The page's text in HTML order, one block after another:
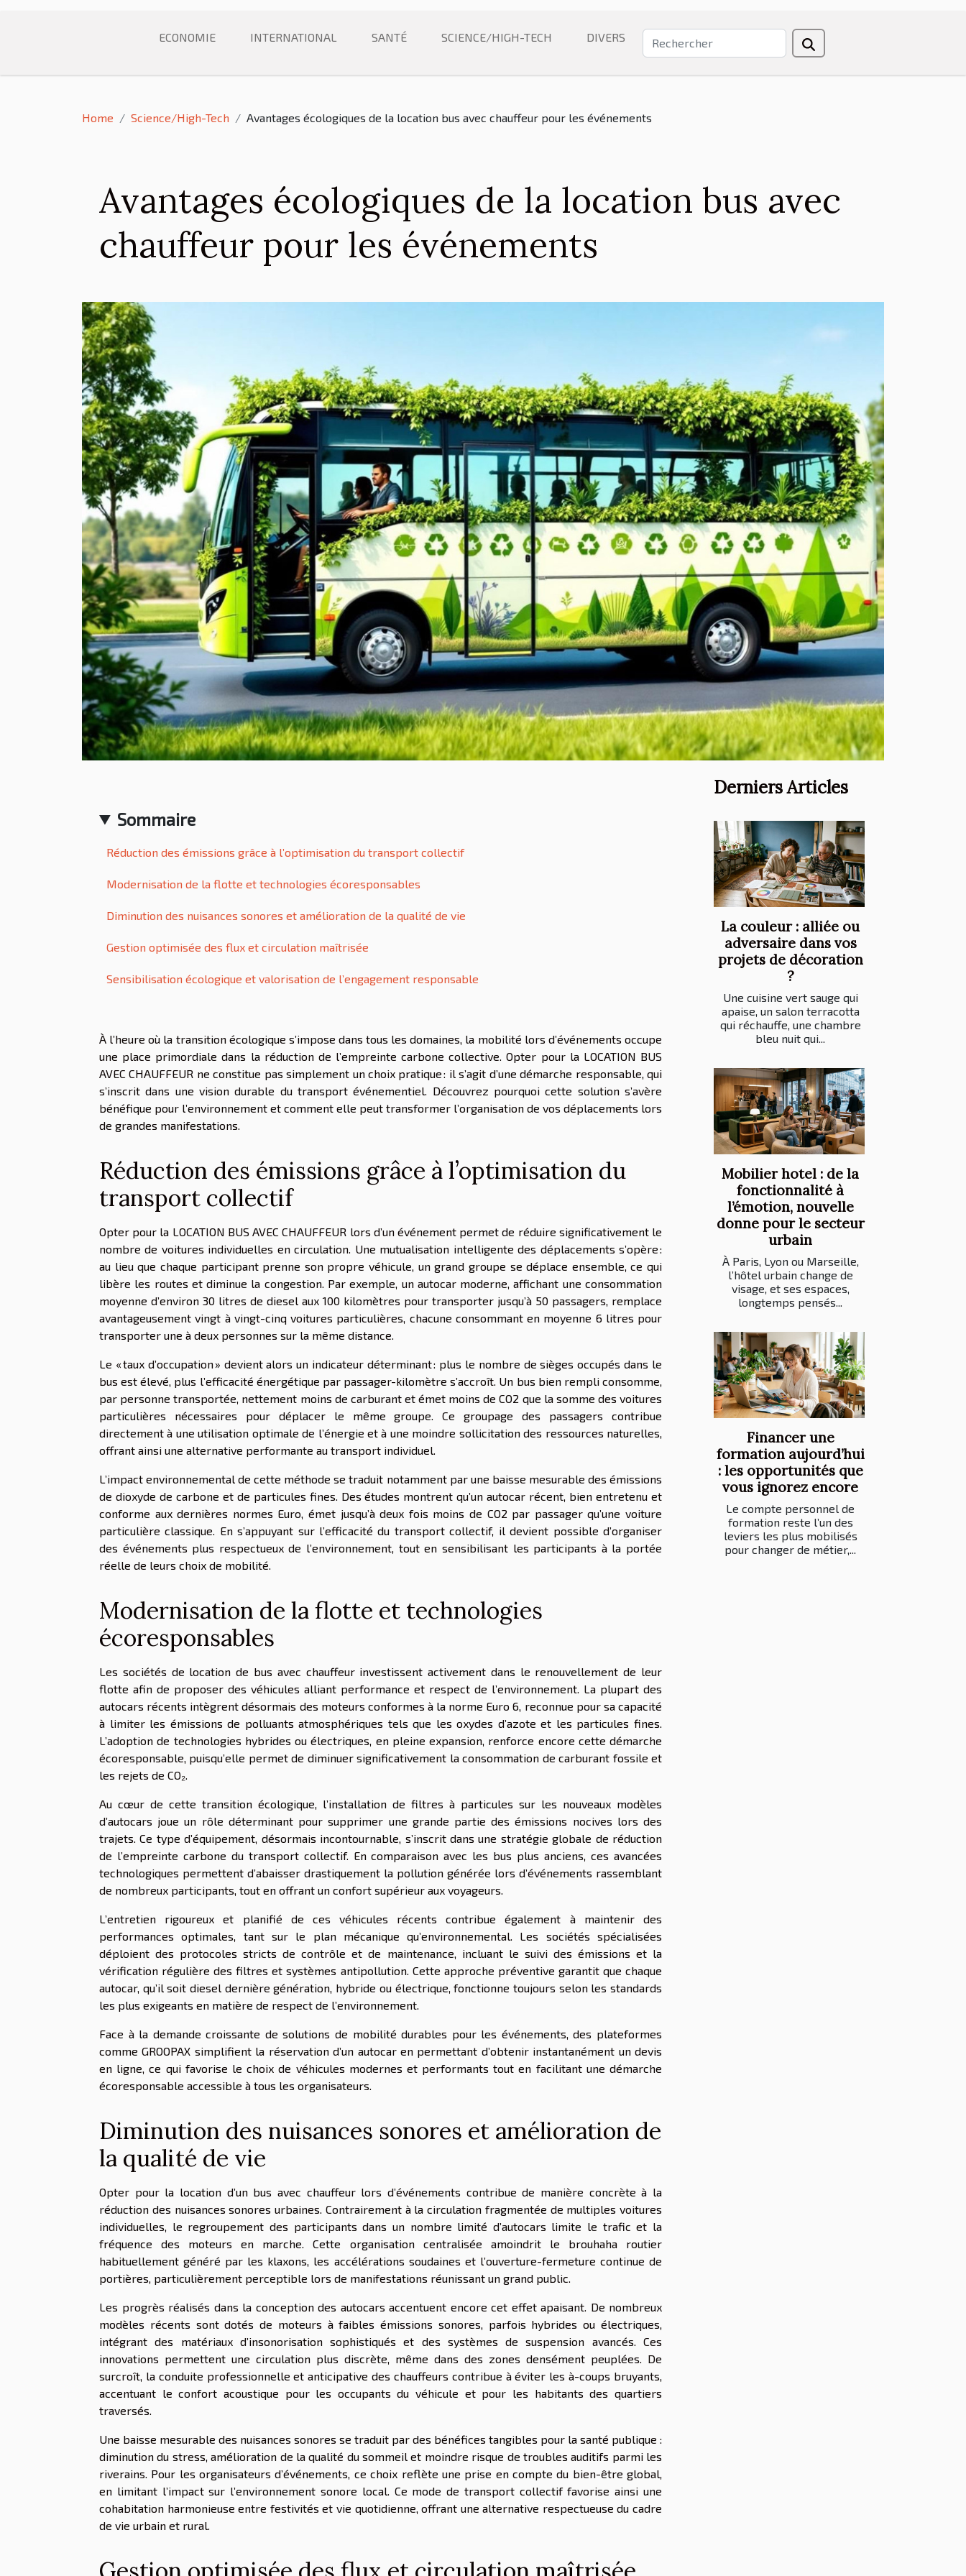
ECONOMIE INTERNATIONAL SANTÉ SCIENCE/HIGH-TECH DIVERS
Home Science/High-Tech Avantages écologiques de la location bus avec chauffeur pour les événements
Avantages écologiques de la location bus avec
chauffeur pour les événements
Sommaire
Réduction des émissions grâce à l’optimisation du transport collectif
Modernisation de la flotte et technologies écoresponsables
Diminution des nuisances sonores et amélioration de la qualité de vie
Gestion optimisée des flux et circulation maîtrisée
Sensibilisation écologique et valorisation de l’engagement responsable
À l’heure où la transition écologique s’impose dans tous les domaines, la mobilité lors d’événements occupe
une place primordiale dans la réduction de l’empreinte carbone collective. Opter pour la LOCATION BUS
AVEC CHAUFFEUR ne constitue pas simplement un choix pratique : il s’agit d’une démarche responsable, qui
s’inscrit dans une vision durable du transport événementiel. Découvrez pourquoi cette solution s’avère
bénéfique pour l’environnement et comment elle peut transformer l’organisation de vos déplacements lors
de grandes manifestations.
Réduction des émissions grâce à l’optimisation du
transport collectif
Opter pour la LOCATION BUS AVEC CHAUFFEUR lors d’un événement permet de réduire significativement le
nombre de voitures individuelles en circulation. Une mutualisation intelligente des déplacements s’opère :
au lieu que chaque participant prenne son propre véhicule, un grand groupe se déplace ensemble, ce qui
libère les routes et diminue la congestion. Par exemple, un autocar moderne, affichant une consommation
moyenne d’environ 30 litres de diesel aux 100 kilomètres pour transporter jusqu’à 50 passagers, remplace
avantageusement vingt à vingt-cinq voitures particulières, chacune consommant en moyenne 6 litres pour
transporter une à deux personnes sur la même distance.
Le « taux d’occupation » devient alors un indicateur déterminant : plus le nombre de sièges occupés dans le
bus est élevé, plus l’efficacité énergétique par passager-kilomètre s’accroît. Un bus bien rempli consomme,
par personne transportée, nettement moins de carburant et émet moins de CO2 que la somme des voitures
particulières nécessaires pour déplacer le même groupe. Ce groupage des passagers contribue
directement à une utilisation optimale de l’énergie et à une moindre sollicitation des ressources naturelles,
offrant ainsi une alternative performante au transport individuel.
L’impact environnemental de cette méthode se traduit notamment par une baisse mesurable des émissions
de dioxyde de carbone et de particules fines. Des études montrent qu’un autocar récent, bien entretenu et
conforme aux dernières normes Euro, émet jusqu’à deux fois moins de CO2 par passager qu’une voiture
particulière classique. En s’appuyant sur l’efficacité du transport collectif, il devient possible d’organiser
des événements plus respectueux de l’environnement, tout en sensibilisant les participants à la portée
réelle de leurs choix de mobilité.
Modernisation de la flotte et technologies
écoresponsables
Les sociétés de location de bus avec chauffeur investissent activement dans le renouvellement de leur
flotte afin de proposer des véhicules alliant performance et respect de l’environnement. La plupart des
autocars récents intègrent désormais des moteurs conformes à la norme Euro 6, reconnue pour sa capacité
à limiter les émissions de polluants atmosphériques tels que les oxydes d’azote et les particules fines.
L’adoption de technologies hybrides ou électriques, en pleine expansion, renforce encore cette démarche
écoresponsable, puisqu’elle permet de diminuer significativement la consommation de carburant fossile et
les rejets de CO₂.
Au cœur de cette transition écologique, l’installation de filtres à particules sur les nouveaux modèles
d’autocars joue un rôle déterminant pour supprimer une grande partie des émissions nocives lors des
trajets. Ce type d’équipement, désormais incontournable, s’inscrit dans une stratégie globale de réduction
de l’empreinte carbone du transport collectif. En comparaison avec les bus plus anciens, ces avancées
technologiques permettent d’abaisser drastiquement la pollution générée lors d’événements rassemblant
de nombreux participants, tout en offrant un confort supérieur aux voyageurs.
L’entretien rigoureux et planifié de ces véhicules récents contribue également à maintenir des
performances optimales, tant sur le plan mécanique qu’environnemental. Les sociétés spécialisées
déploient des protocoles stricts de contrôle et de maintenance, incluant le suivi des émissions et la
vérification régulière des filtres et systèmes antipollution. Cette approche préventive garantit que chaque
autocar, qu’il soit diesel dernière génération, hybride ou électrique, fonctionne toujours selon les standards
les plus exigeants en matière de respect de l’environnement.
Face à la demande croissante de solutions de mobilité durables pour les événements, des plateformes
comme GROOPAX simplifient la réservation d’un autocar en permettant d’obtenir instantanément un devis
en ligne, ce qui favorise le choix de véhicules modernes et performants tout en facilitant une démarche
écoresponsable accessible à tous les organisateurs.
Diminution des nuisances sonores et amélioration de
la qualité de vie
Opter pour la location d’un bus avec chauffeur lors d’événements contribue de manière concrète à la
réduction des nuisances sonores urbaines. Contrairement à la circulation fragmentée de multiples voitures
individuelles, le regroupement des participants dans un nombre limité d’autocars limite le trafic et la
fréquence des moteurs en marche. Cette organisation centralisée amoindrit le brouhaha routier
habituellement généré par les klaxons, les accélérations soudaines et l’ouverture-fermeture continue de
portières, particulièrement perceptible lors de manifestations réunissant un grand public.
Les progrès réalisés dans la conception des autocars accentuent encore cet effet apaisant. De nombreux
modèles récents sont dotés de moteurs à faibles émissions sonores, parfois hybrides ou électriques,
intégrant des matériaux d’insonorisation sophistiqués et des systèmes de suspension avancés. Ces
innovations permettent une circulation plus discrète, même dans des zones densément peuplées. De
surcroît, la conduite professionnelle et anticipative des chauffeurs contribue à éviter les à-coups bruyants,
accentuant le confort acoustique pour les occupants du véhicule et pour les habitants des quartiers
traversés.
Une baisse mesurable des nuisances sonores se traduit par des bénéfices tangibles pour la santé publique :
diminution du stress, amélioration de la qualité du sommeil et moindre risque de troubles auditifs parmi les
riverains. Pour les organisateurs d’événements, ce choix reflète une prise en compte du bien-être global,
en limitant l’impact sur l’environnement sonore local. Ce mode de transport collectif favorise ainsi une
cohabitation harmonieuse entre festivités et vie quotidienne, offrant une alternative respectueuse du cadre
de vie urbain et rural.
Derniers Articles
La couleur : alliée ou
adversaire dans vos
projets de décoration
?
Une cuisine vert sauge qui
apaise, un salon terracotta
qui réchauffe, une chambre
bleu nuit qui...
Mobilier hotel : de la
fonctionnalité à
l’émotion, nouvelle
donne pour le secteur
urbain
À Paris, Lyon ou Marseille,
l’hôtel urbain change de
visage, et ses espaces,
longtemps pensés...
Financer une
formation aujourd’hui
: les opportunités que
vous ignorez encore
Le compte personnel de
formation reste l’un des
leviers les plus mobilisés
pour changer de métier,...